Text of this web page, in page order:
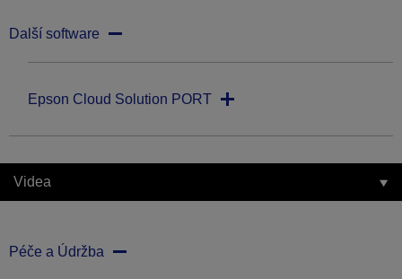
Další software
Epson Cloud Solution PORT
Videa
Péče a Údržba